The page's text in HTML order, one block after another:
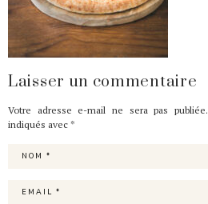
Laisser un commentaire
Votre adresse e-mail ne sera pas publiée.
indiqués avec *